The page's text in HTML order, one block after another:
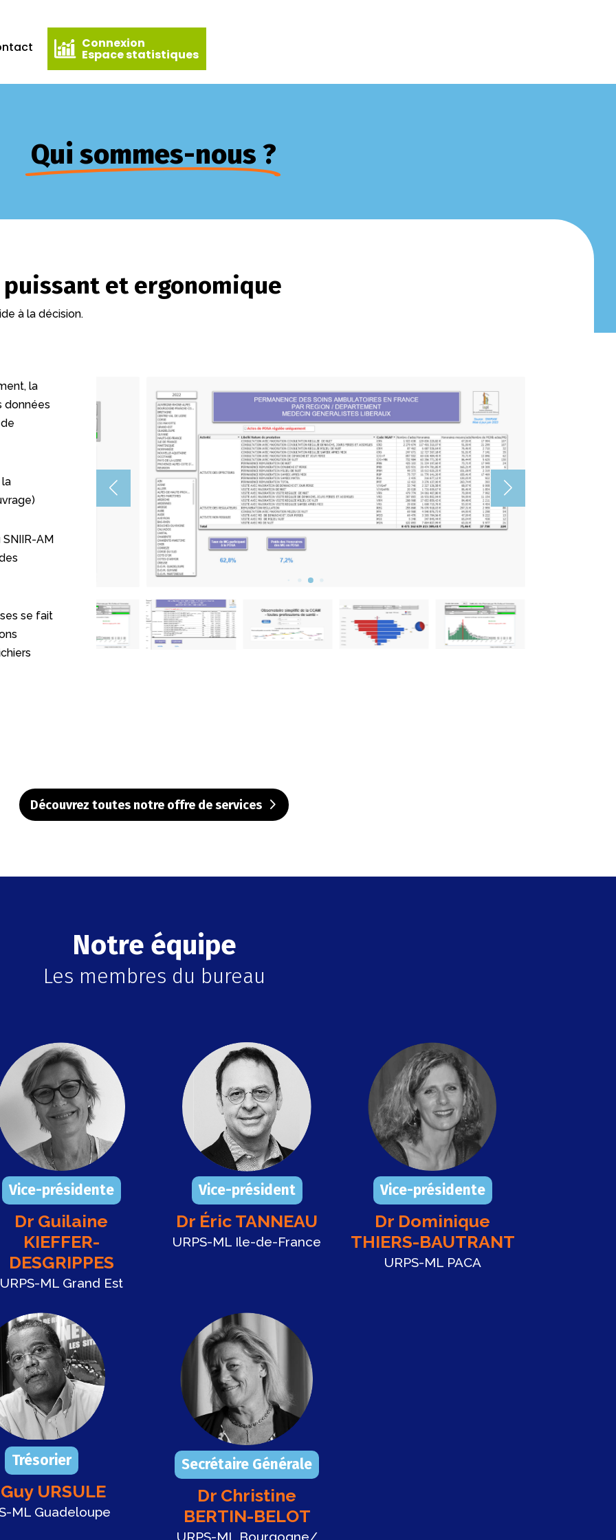
Connexion
Espace statistiques
Qui sommes-nous ?
et ergonomique
à la décision.
la
données
SNIIR-AM
se fait
Découvrez toutes notre offre de services
Notre équipe
Les membres du bureau
Vice-présidente
Dr Guilaine
KIEFFER-
DESGRIPPES
URPS-ML Grand Est
Vice-président
Dr Éric TANNEAU
URPS-ML Ile-de-France
Vice-présidente
Dr Dominique
THIERS-BAUTRANT
URPS-ML PACA
Trésorier
URSULE
ML Guadeloupe
Secrétaire Générale
Dr Christine
BERTIN-BELOT
URPS-ML Bourgogne/